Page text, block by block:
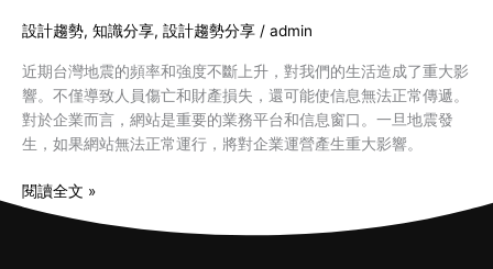
設計趨勢, 知識分享, 設計趨勢分享 / admin
近期台灣地震的頻率和強度不斷上升，對我們的生活造成了重大影
響。不僅導致人員傷亡和財產損失，還可能使信息無法正常傳遞。
對於企業而言，網站是重要的業務平台和信息窗口。一旦地震發
生，如果網站無法正常運行，將對企業運營產生重大影響。
效
行?
閱讀全文 »